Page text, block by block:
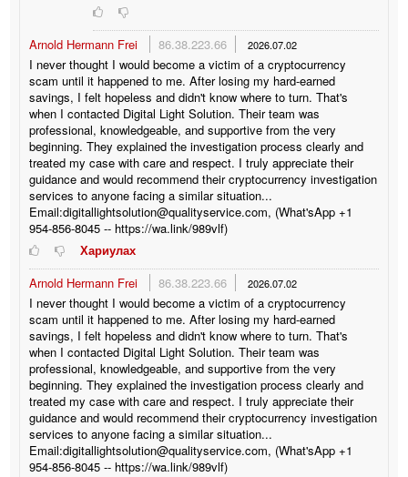
Arnold Hermann Frei 86.38.223.66 2026.07.02
I never thought I would become a victim of a cryptocurrency
scam until it happened to me. After losing my hard-earned
savings, I felt hopeless and didn't know where to turn. That's
when I contacted Digital Light Solution. Their team was
professional, knowledgeable, and supportive from the very
beginning. They explained the investigation process clearly and
treated my case with care and respect. I truly appreciate their
guidance and would recommend their cryptocurrency investigation
services to anyone facing a similar situation...
Email:digitallightsolution@qualityservice.com, (What'sApp +1
954-856-8045 -- https://wa.link/989vlf)
Хариулах
Arnold Hermann Frei
86.38.223.66 2026.07.02
I never thought I would become a victim of a cryptocurrency
scam until it happened to me. After losing my hard-earned
savings, I felt hopeless and didn't know where to turn. That's
when I contacted Digital Light Solution. Their team was
professional, knowledgeable, and supportive from the very
beginning. They explained the investigation process clearly and
treated my case with care and respect. I truly appreciate their
guidance and would recommend their cryptocurrency investigation
services to anyone facing a similar situation...
Email:digitallightsolution@qualityservice.com, (What'sApp +1
954-856-8045 -- https://wa.link/989vlf)